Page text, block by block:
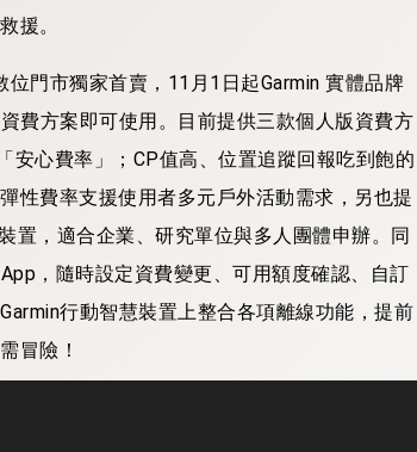
援。
位門市獨家首賣，11月1日起Garmin 實體品牌
費方案即可使用。目前提供三款個人版資費方
心費率」；CP值高、位置追蹤回報吃到飽的
性費率支援使用者多元戶外活動需求，另也提
置，適合企業、研究單位與多人團體申辦。同
，隨時設定資費變更、可用額度確認、自訂
行動智慧裝置上整合各項離線功能，提前
冒險！